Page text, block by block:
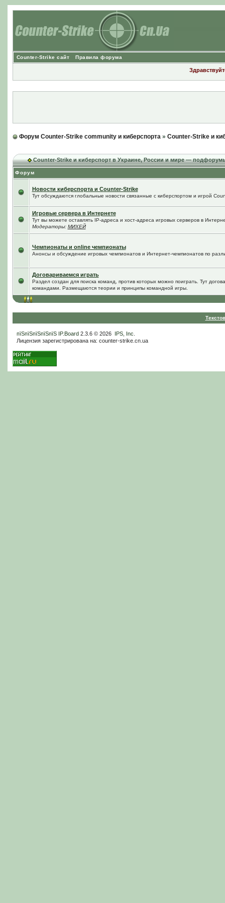
Counter-Strike сайт Правила форума
Форум Counter-Strike community и киберспорта» Counter-Strike и
Counter-Strike и киберспорт в Украине, России и мире —
Форум
Новости киберспорта и Counter-Strike
Тут обсуждаются глобальные новости связанные с киберспортом и игрой
Игровые сервера в Интернете
Тут вы можете оставлять IP-адреса и хост-адреса игровых серверов в
Модераторы: МИХЕЙ
Чемпионаты и online чемпионаты
Анонсы и обсуждение игровых чемпионатов и Интернет-чемпионатов по
Договариваемся играть
Раздел создан для поиска команд, против которых можно поиграть. Тут
командами. Размещаются теории и принципы командной игры.
пїЅпїЅпїЅпїЅпїЅ IP.Board2.3.6 © 2026 IPS, Inc
Лицензия зарегистрирована на: counter-strike.cn.ua